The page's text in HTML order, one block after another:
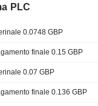
PLC
0.0748 GBP
finale 0.15 GBP
0.07 GBP
finale 0.136 GBP